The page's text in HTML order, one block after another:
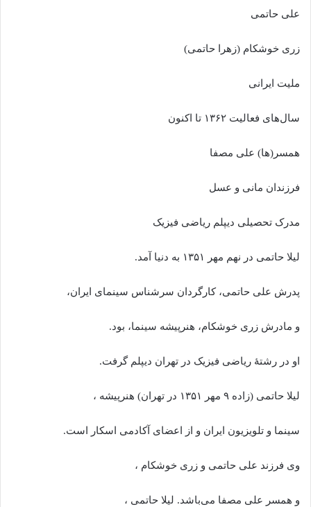
علی حاتمی
زری خوشکام (زهرا حاتمی)
ملیت ایرانی
سال‌های فعالیت ۱۳۶۲ تا اکنون
همسر(ها) علی مصفا
فرزندان مانی و عسل
مدرک تحصیلی دیپلم ریاضی فیزیک
لیلا حاتمی در نهم مهر ۱۳۵۱ به دنیا آمد.
پدرش علی حاتمی، کارگردان سرشناس سینمای ایران،
و مادرش زری خوشکام، هنرپیشه سینما، بود.
او در رشتهٔ ریاضی فیزیک در تهران دیپلم گرفت.
لیلا حاتمی (زاده ۹ مهر ۱۳۵۱ در تهران) هنرپیشه ،
سینما و تلویزیون ایران و از اعضای آکادمی اسکار است.
وی فرزند علی حاتمی و زری خوشکام ،
و همسر علی مصفا می‌باشد. لیلا حاتمی ،